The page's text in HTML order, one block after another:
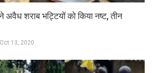
अवैध शराब भट्टियों को किया नष्ट, तीन
Oct 13, 2020